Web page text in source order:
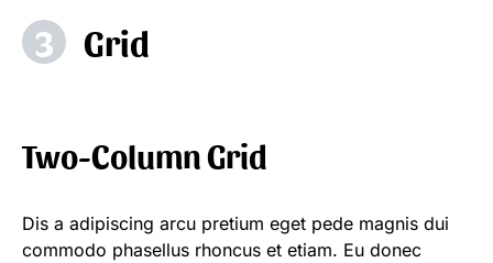
Grid
Two-Column Grid
Dis a adipiscing arcu pretium eget pede magnis dui
commodo phasellus rhoncus et etiam. Eu donec